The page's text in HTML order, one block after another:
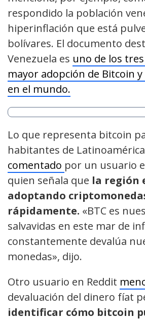
respondido la población
hiperinflación que está
bolívares. El documento
Venezuela es uno de los
mayor adopción de Bitcoin
en el mundo.
Lo que representa bitcoin
habitantes de
comentado por un usuario
quien señala que la región
adoptando
rápidamente. «BTC es
salvavidas en este mar de
constantemente devalúa
monedas», dijo.
Otro usuario en Reddit
devaluación del dinero fíat
identificar cómo bitcoin